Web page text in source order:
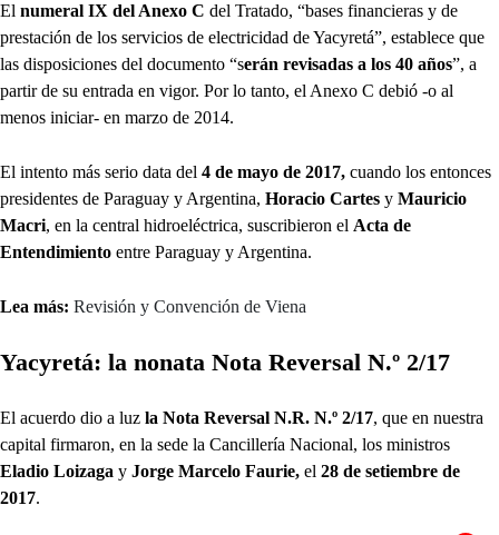
El numeral IX del Anexo C del Tratado, “bases financieras y de
prestación de los servicios de electricidad de Yacyretá”, establece que
las disposiciones del documento “serán revisadas a los 40 años”, a
partir de su entrada en vigor. Por lo tanto, el Anexo C debió -o al
menos iniciar- en marzo de 2014.
El intento más serio data del 4 de mayo de 2017, cuando los entonces
presidentes de Paraguay y Argentina, Horacio Cartes y Mauricio
Macri, en la central hidroeléctrica, suscribieron el Acta de
Entendimiento entre Paraguay y Argentina.
Lea más: Revisión y Convención de Viena
Yacyretá: la nonata Nota Reversal N.º 2/17
El acuerdo dio a luz la Nota Reversal N.R. N.º 2/17, que en nuestra
capital firmaron, en la sede la Cancillería Nacional, los ministros
Eladio Loizaga y Jorge Marcelo Faurie, el 28 de setiembre de
2017.